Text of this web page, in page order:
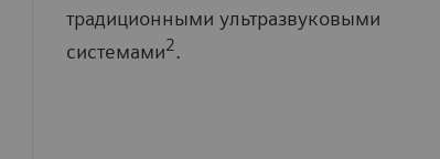
традиционными ультразвуковыми
системами2.